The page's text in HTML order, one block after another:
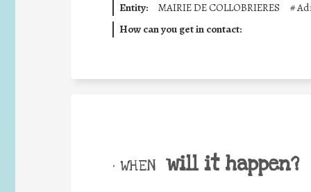
Entity: MAIRIE DE COLLOBRIERES #
How can you get in contact:
• WHEN will it happen?